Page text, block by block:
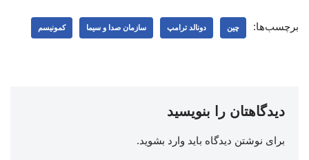
برچسب‌ها: چین دونالد ترامپ سازمان صدا و سیما کمونیسم
دیدگاهتان را بنویسید
برای نوشتن دیدگاه باید وارد بشوید.